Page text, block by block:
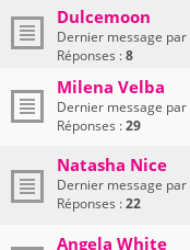
Dulcemoon
Dernier message par
Réponses :8
Milena Velba
Dernier message par
Réponses :29
Natasha Nice
Dernier message par
Réponses :22
Angela White